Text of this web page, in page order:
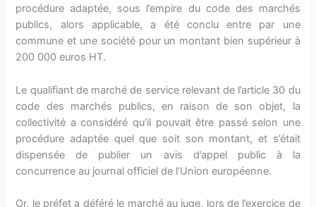
procédure adaptée, sous l’empire du code des marchés
publics, alors applicable, a été conclu entre par une
commune et une société pour un montant bien supérieur à
200 000 euros HT.
Le qualifiant de marché de service relevant de l’article 30 du
code des marchés publics, en raison de son objet, la
collectivité a considéré qu’il pouvait être passé selon une
procédure adaptée quel que soit son montant, et s’était
dispensée de publier un avis d’appel public à la
concurrence au journal officiel de l’Union européenne.
Or, le préfet a déféré le marché au juge, lors de l’exercice de